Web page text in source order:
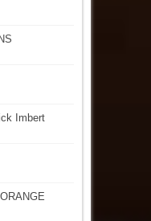
Imbert